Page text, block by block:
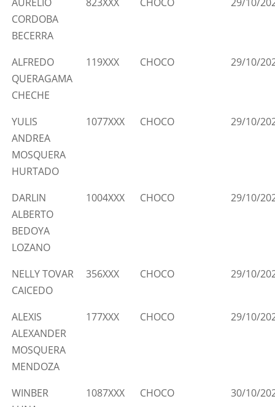
CORDOBA
BECERRA
ALFREDO
QUERAGAMA
CHECHE
119XXX CHOCO 29/10/
YULIS
ANDREA
MOSQUERA
HURTADO
1077XXX CHOCO 29/10/
DARLIN
ALBERTO
BEDOYA
LOZANO
1004XXX CHOCO 29/10/
NELLY TOVAR
CAICEDO
356XXX CHOCO 29/10/
ALEXIS
ALEXANDER
MOSQUERA
MENDOZA
177XXX CHOCO 29/10/
WINBER
1087XXX CHOCO 30/10/